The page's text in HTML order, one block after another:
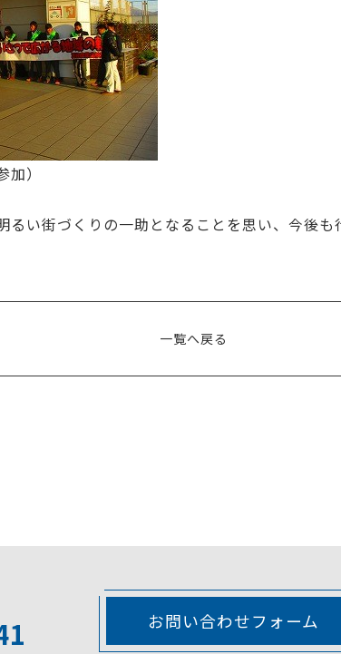
）
るい街づくりの一助となることを思い、今後も
一覧へ戻る
お問い合わせフォーム